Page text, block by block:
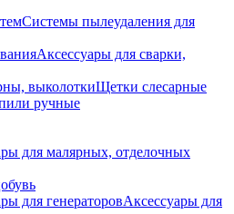
Системы пылеудаления для
Аксессуары для сварки,
выколоткиЩетки слесарные
ручные
для малярных, отделочных
для генераторовАксессуары для